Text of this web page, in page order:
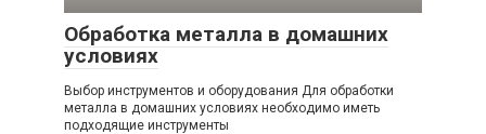
Обработка металла в домашних
условиях
Выбор инструментов и оборудования Для обработки
металла в домашних условиях необходимо иметь
подходящие инструменты